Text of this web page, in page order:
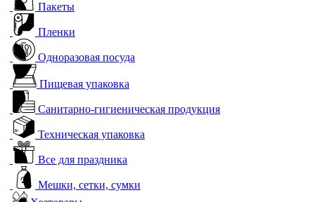
Пакеты
Пленки
Одноразовая посуда
Пищевая упаковка
Санитарно-гигиеническая продукция
Техническая упаковка
Все для праздника
Мешки, сетки, сумки